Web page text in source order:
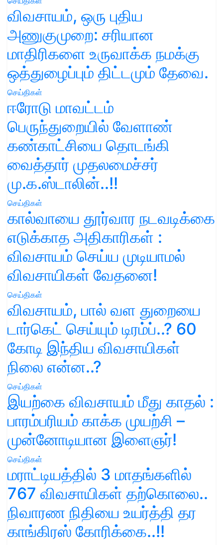
விவசாயம், ஒரு புதிய
அணுகுமுறை: சரியான
மாதிரிகளை உருவாக்க நமக்கு
ஒத்துழைப்பும் திட்டமும் தேவை.
செய்திகள்
ஈரோடு மாவட்டம்
பெருந்துறையில் வேளாண்
கண்காட்சியை தொடங்கி
வைத்தார் முதலமைச்சர்
மு.க.ஸ்டாலின்..!!
செய்திகள்
கால்வாயை தூர்வார நடவடிக்கை
எடுக்காத அதிகாரிகள் :
விவசாயம் செய்ய முடியாமல்
விவசாயிகள் வேதனை!
செய்திகள்
விவசாயம், பால் வள துறையை
டார்கெட் செய்யும் டிரம்ப்..? 60
கோடி இந்திய விவசாயிகள்
நிலை என்ன..?
செய்திகள்
இயற்கை விவசாயம் மீது காதல் :
பாரம்பரியம் காக்க முயற்சி –
முன்னோடியான இளைஞர்!
செய்திகள்
மராட்டியத்தில் 3 மாதங்களில்
767 விவசாயிகள் தற்கொலை..
நிவாரண நிதியை உயர்த்தி தர
காங்கிரஸ் கோரிக்கை..!!